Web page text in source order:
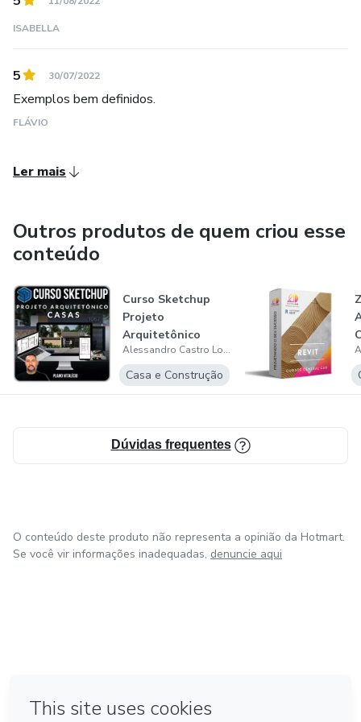
treinamentos. Com essa junção temos certeza que vocês
terão ótimos resultados em seus estudos.
ISABELLA
5 30/07/2022
Exemplos bem definidos.
FLÁVIO
Ler mais
Outros produtos de quem criou esse
conteúdo
Curso Sketchup
Projeto
Arquitetônico
"Casas"
Alessandro Castro Lopes
Casa e Construção
Dúvidas frequentes
O conteúdo deste produto não representa a opinião da Hotmart.
Se você vir informações inadequadas, denuncie aqui
Feito com ❤ em Bogotá